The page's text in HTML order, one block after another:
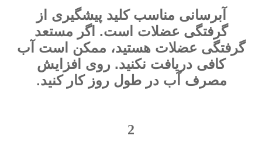
آبرسانی مناسب کلید پیشگیری از
گرفتگی عضلات است. اگر مستعد
گرفتگی عضلات هستید، ممکن است آب
کافی دریافت نکنید. روی افزایش
مصرف آب در طول روز کار کنید.
2